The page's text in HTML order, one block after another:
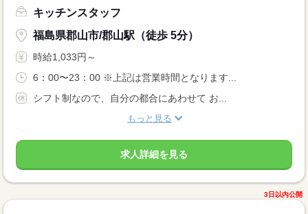
キッチンスタッフ
福島県郡山市/郡山駅（徒歩 5分）
時給1,033円～
6：00〜23：00 ※上記は営業時間となります...
シフト制なので、自分の都合にあわせて お...
もっと見る
求人詳細を見る
3日以内公開